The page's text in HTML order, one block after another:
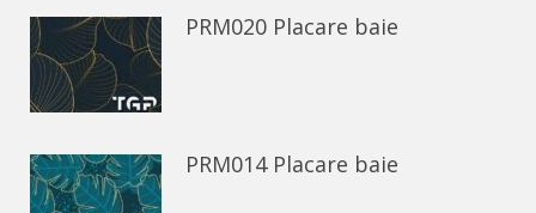
PRM020 Placare baie
PRM014 Placare baie